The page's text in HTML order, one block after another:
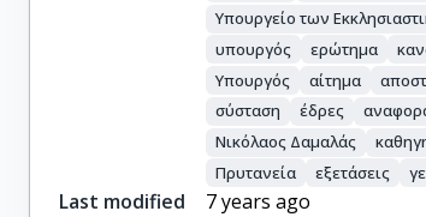
Υπουργείο των
υπουργός
ερώτημα
Υπουργός
αίτημα
σύσταση
έδρες
Νικόλαος Δαμαλάς
Πρυτανεία
εξετάσεις
Last modified 7 years ago